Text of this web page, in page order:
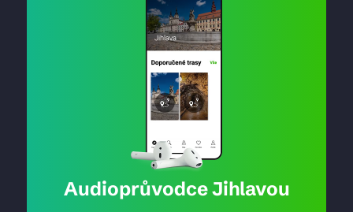
Audioprůvodce Jihlavou